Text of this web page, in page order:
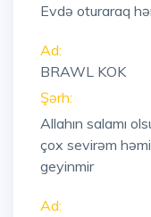
Evdə oturaraq
Ad:
BRAWL KOK
Şərh:
Allahın salamı
çox sevirəm
geyinmir
Ad: